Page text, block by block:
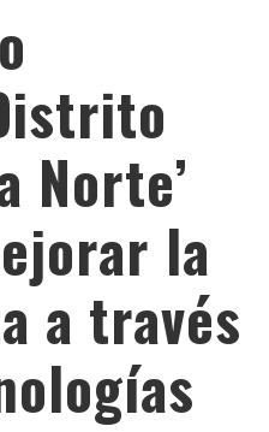
Norte’
la
a través